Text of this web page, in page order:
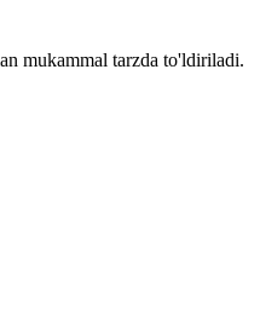
mukammal tarzda to'ldiriladi.